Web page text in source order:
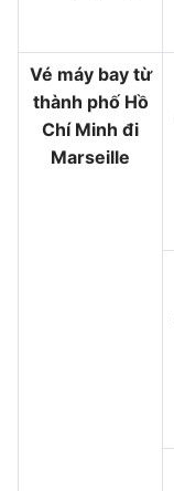
Vé máy bay từ
thành phố Hồ
Chí Minh đi
Marseille